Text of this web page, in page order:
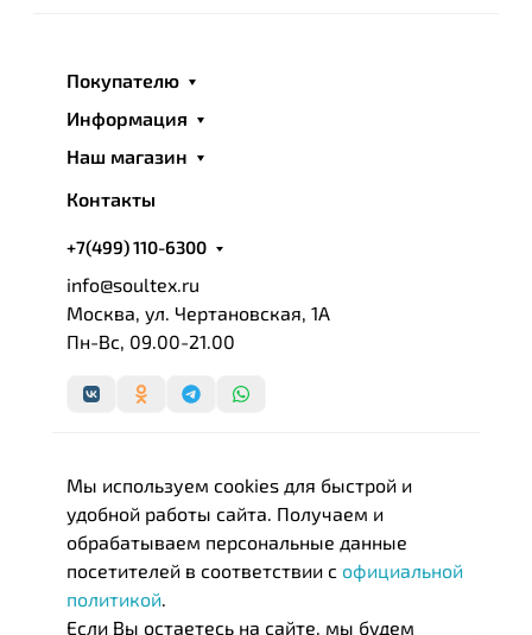
ткани и благородные наполнители, реализованные
в традиционном производстве и помноженные на
принадлежности в изысканную роскошь.
Самым ключевым моментом в создании
действительно роскошных и элегантных
тканей и наполнителей, используемых при
производстве. При изготовлении наполнителей,
используемых в изделиях «GERMAN GRASS», мы
применяем способ армирования пластов методом
длительное время и выдерживать различные
способы эксплуатации и ухода за изделием
(стирка, химическая чистка).
Перед упаковкой каждое изделие ТМ «German
Покупателю
Информация
Наш магазин
Контакты
+7(499) 110-6300
info@soultex.ru
Москва, ул. Чертановская, 1А
Пн-Вс, 09.00-21.00
Мы используем cookies для быстрой и
удобной работы сайта. Получаем и
обрабатываем персональные данные
посетителей в соответствии с официальной
политикой
Если Вы остаетесь на сайте, мы будем